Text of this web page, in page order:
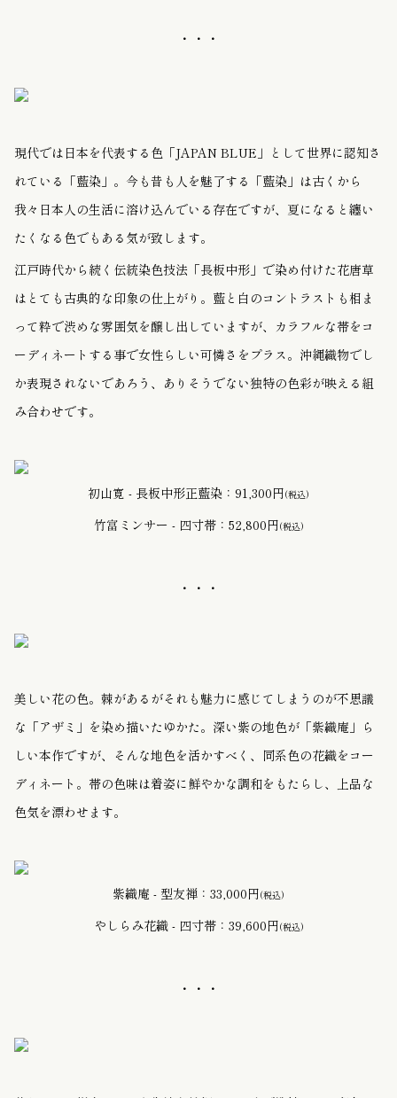
・・・
現代では日本を代表する色「JAPAN BLUE」として世界に認知さ
れている「藍染」。 今も昔も人を魅了する「藍染」は古くから
我々日本人の生活に溶け込んでいる存在ですが、夏になると纏い
たくなる色でもある気が致します。
江戸時代から続く伝統染色技法「長板中形」で染め付けた花唐草
はとても古典的な印象の仕上がり。藍と白のコントラストも相ま
って粋で渋めな雰囲気を醸し出していますが、カラフルな帯をコ
ーディネートする事で女性らしい可憐さをプラス。沖縄織物でし
か表現されないであろう、ありそうでない独特の色彩が映える組
み合わせです。
初山寛 - 長板中形正藍染：91,300円(税込)
竹富ミンサー - 四寸帯：52,800円(税込)
・・・
美しい花の色。棘があるがそれも魅力に感じてしまうのが不思議
な「アザミ」を染め描いたゆかた。深い紫の地色が「紫織庵」ら
しい本作ですが、そんな地色を活かすべく、同系色の花織をコー
ディネート。帯の色味は着姿に鮮やかな調和をもたらし、上品な
色気を漂わせます。
紫織庵 - 型友禅：33,000円(税込)
やしらみ花織 - 四寸帯：39,600円(税込)
・・・